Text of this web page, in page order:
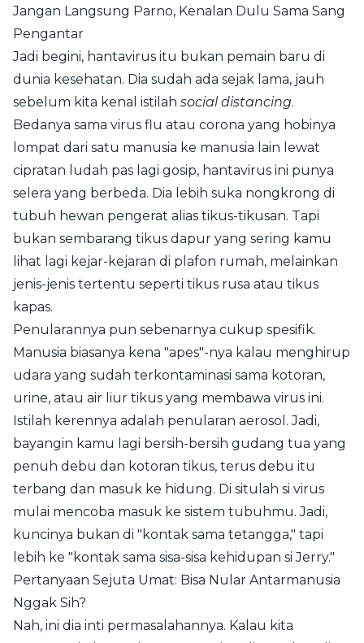
Jangan Langsung Parno, Kenalan Dulu Sama Sang
Pengantar
Jadi begini, hantavirus itu bukan pemain baru di
dunia kesehatan. Dia sudah ada sejak lama, jauh
sebelum kita kenal istilah social distancing.
Bedanya sama virus flu atau corona yang hobinya
lompat dari satu manusia ke manusia lain lewat
cipratan ludah pas lagi gosip, hantavirus ini punya
selera yang berbeda. Dia lebih suka nongkrong di
tubuh hewan pengerat alias tikus-tikusan. Tapi
bukan sembarang tikus dapur yang sering kamu
lihat lagi kejar-kejaran di plafon rumah, melainkan
jenis-jenis tertentu seperti tikus rusa atau tikus
kapas.
Penularannya pun sebenarnya cukup spesifik.
Manusia biasanya kena "apes"-nya kalau menghirup
udara yang sudah terkontaminasi sama kotoran,
urine, atau air liur tikus yang membawa virus ini.
Istilah kerennya adalah penularan aerosol. Jadi,
bayangin kamu lagi bersih-bersih gudang tua yang
penuh debu dan kotoran tikus, terus debu itu
terbang dan masuk ke hidung. Di situlah si virus
mulai mencoba masuk ke sistem tubuhmu. Jadi,
kuncinya bukan di "kontak sama tetangga," tapi
lebih ke "kontak sama sisa-sisa kehidupan si Jerry."
Pertanyaan Sejuta Umat: Bisa Nular Antarmanusia
Nggak Sih?
Nah, ini dia inti permasalahannya. Kalau kita